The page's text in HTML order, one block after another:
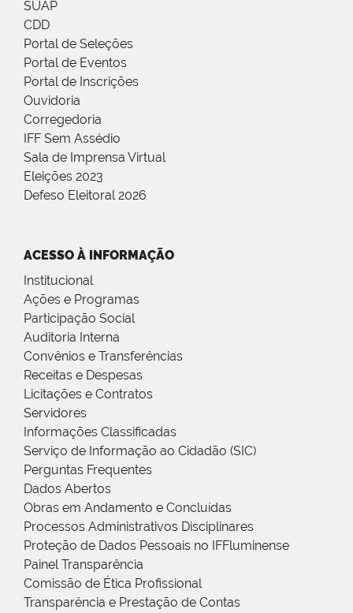
SUAP
CDD
Portal de Seleções
Portal de Eventos
Portal de Inscrições
Ouvidoria
Corregedoria
IFF Sem Assédio
Sala de Imprensa Virtual
Eleições 2023
Defeso Eleitoral 2026
ACESSO À INFORMAÇÃO
Institucional
Ações e Programas
Participação Social
Auditoria Interna
Convênios e Transferências
Receitas e Despesas
Licitações e Contratos
Servidores
Informações Classificadas
Serviço de Informação ao Cidadão (SIC)
Perguntas Frequentes
Dados Abertos
Obras em Andamento e Concluídas
Processos Administrativos Disciplinares
Proteção de Dados Pessoais no IFFluminense
Painel Transparência
Comissão de Ética Profissional
Transparência e Prestação de Contas